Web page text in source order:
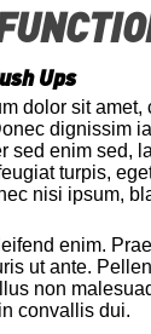
Ups
dolor sit
dignissim
sed enim sed,
turpis,
nisi ipsum,
enim.
ut ante.
non
convallis dui.